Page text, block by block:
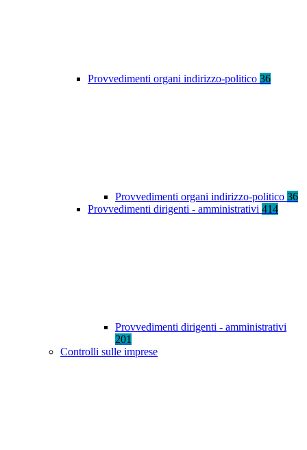
Provvedimenti organi indirizzo-politico 36
Provvedimenti organi indirizzo-politico 36
Provvedimenti dirigenti - amministrativi 414
Provvedimenti dirigenti - amministrativi
201
Controlli sulle imprese